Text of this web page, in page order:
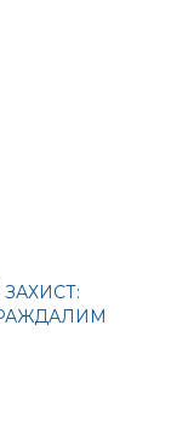
веб-сайт
ради